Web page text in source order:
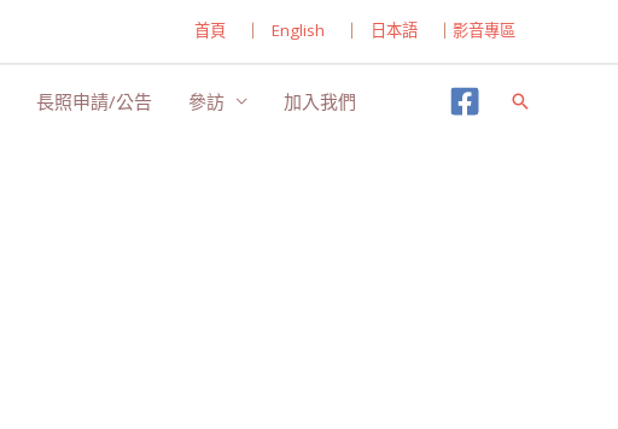
首頁 ｜ English ｜ 日本語 ｜ 影音專區
長照申請/公告 參訪 加入我們
搜